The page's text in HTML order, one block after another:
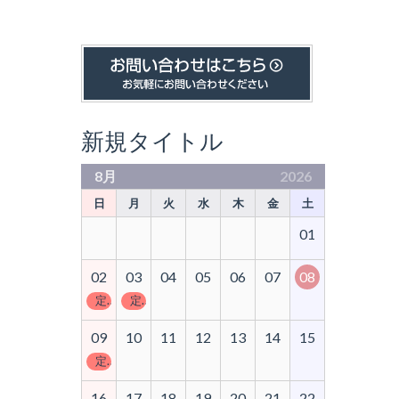
新規タイトル
8月 2026
日 月 火 水 木 金 土
01
02
定休日
03
定休日
04 05 06 07 08
09
定休日
10 11 12 13 14 15